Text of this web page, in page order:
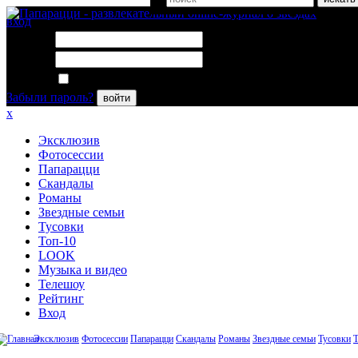
вход
Забыли пароль?
войти
x
Эксклюзив
Фотосессии
Папарацци
Скандалы
Романы
Звездные семьи
Тусовки
Топ-10
LOOK
Музыка и видео
Телешоу
Рейтинг
Вход
Эксклюзив Фотосессии Папарацци Скандалы Романы Звездные семьи Тусовки